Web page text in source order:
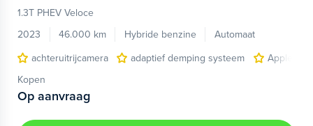
1.3T PHEV Veloce
2023
46.000 km Hybride benzine
Automaat
achteruitrijcamera
adaptief demping systeem
Apple
Kopen
Op aanvraag